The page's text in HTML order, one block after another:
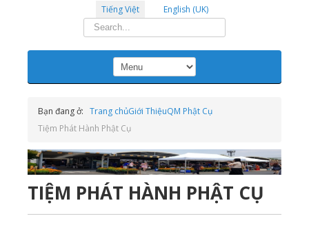
Tiếng Việt English (UK)
Tìm
kiếm...
Bạn đang ở: Trang chủGiới ThiệuQM Phật Cụ
Tiệm Phát Hành Phật Cụ
TIỆM PHÁT HÀNH PHẬT CỤ